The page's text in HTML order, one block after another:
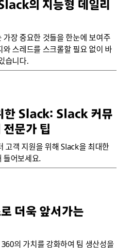
의 지능형 데일리
장 중요한 것들을 한눈에 보여주
스레드를 스크롤할 필요 없이 바
습니다.
한 Slack: Slack 커뮤
전문가 팁
고객 지원을 위해 Slack을 최대한
들어보세요.
더욱 앞서가는
의 가치를 강화하여 팀 생산성을